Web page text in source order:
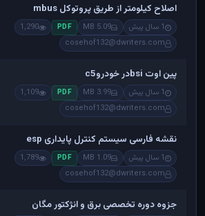
اصلاح کیلومتر از طریق پروتوکل mbus
1 سال پیش 5.09 MB
PDF
1,290
cosehof132@dwriters.com
پین اوت bsiدر خودروc5
1 سال پیش 3.99 MB
PDF
1,109
cosehof132@dwriters.com
نقشه فارسی سیستم کنترل پایداری esp
1 سال پیش 1.09 MB
PDF
1,789
cosehof132@dwriters.com
جزوه دوره تخصصی برق و انژکتور مگان